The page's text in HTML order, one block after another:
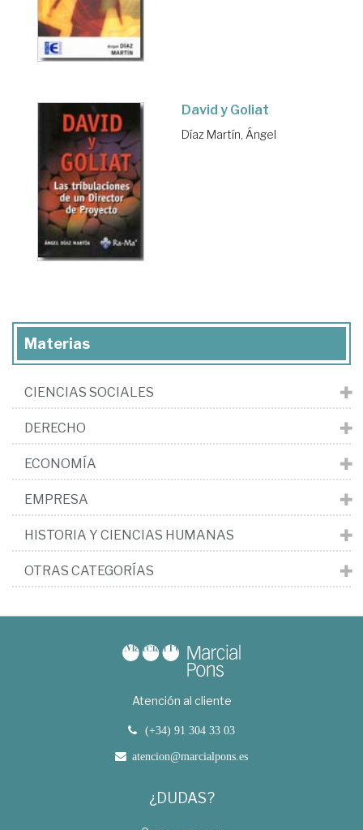
David y Goliat
Díaz Martín, Ángel
Materias
CIENCIAS SOCIALES
DERECHO
ECONOMÍA
EMPRESA
HISTORIA Y CIENCIAS HUMANAS
OTRAS CATEGORÍAS
Atención al cliente
(+34) 91 304 33 03
atencion@marcialpons.es
¿DUDAS?